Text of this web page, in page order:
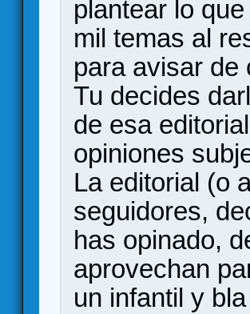
plantear lo
mil temas al
para avisar de
Tu decides
de esa
opiniones
La editorial (o
seguidores,
has opinado,
aprovechan
un infantil y